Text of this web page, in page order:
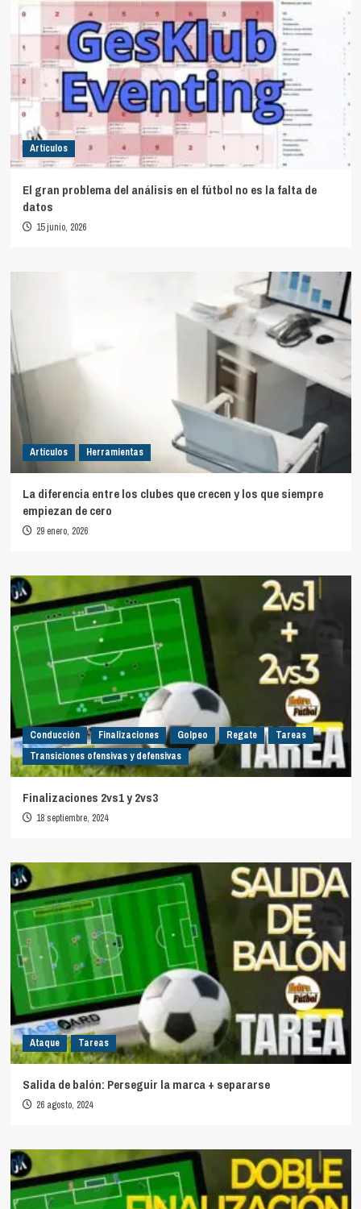
Artículos
El gran problema del análisis en el fútbol no es la falta de
datos
15 junio, 2026
Artículos Herramientas
La diferencia entre los clubes que crecen y los que siempre
empiezan de cero
29 enero, 2026
Conducción Finalizaciones Golpeo Regate
Tareas
Transiciones ofensivas y defensivas
Finalizaciones 2vs1 y 2vs3
18 septiembre, 2024
Ataque Tareas
Salida de balón: Perseguir la marca + separarse
26 agosto, 2024